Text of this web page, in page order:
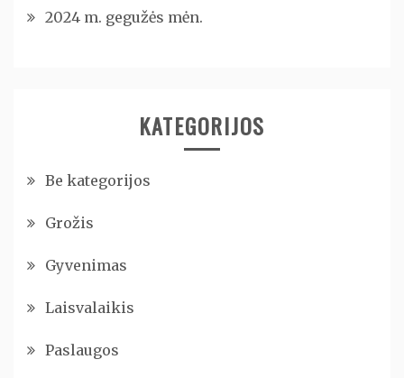
2024 m. gegužės mėn.
KATEGORIJOS
Be kategorijos
Grožis
Gyvenimas
Laisvalaikis
Paslaugos